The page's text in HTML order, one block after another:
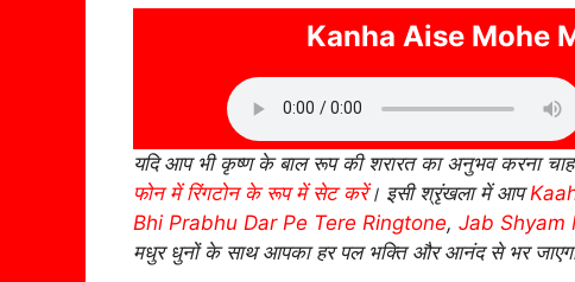
Kanha Aise Mohe
यदि आप भी कृष्ण के बाल रूप की शरारत का अनुभव करना
फोन में रिंगटोन के रूप में सेट करें। इसी श्रृंखला में आप
Bhi Prabhu Dar Pe Tere Ringtone, Jab Shyam
मधुर धुनों के साथ आपका हर पल भक्ति और आनंद से भर